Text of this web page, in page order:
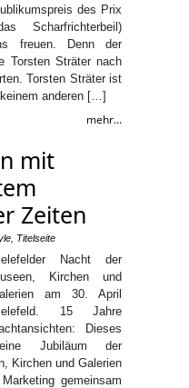
des Prix
Scharfrichterbeil)
freuen. Denn der
Torsten Sträter nach
Torsten Sträter ist
anderen […]
mehr...
mit
Zeiten
Titelseite
Nacht der
Kirchen und
am 30. April
15 Jahre
Dieses
Jubiläum der
Kirchen und Galerien
gemeinsam